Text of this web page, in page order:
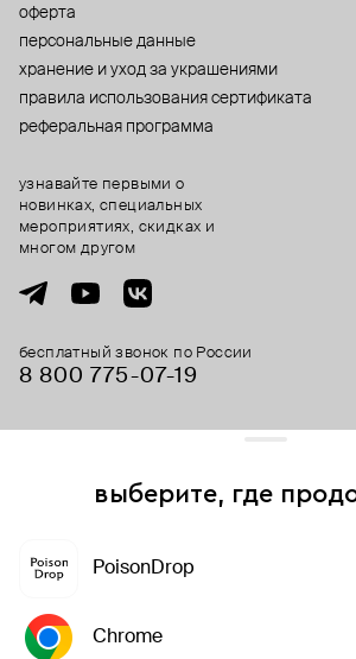
оферта
персональные данные
хранение и уход за украшениями
правила использования сертификата
реферальная программа
бесплатный звонок по России
8 800 775⁠-07⁠-19
узнавайте первыми о
новинках, специальных
мероприятиях, скидках и
многом другом
выберите, где
PoisonDrop
Chrome
и сервисы аналитики. Продолжая его
вы соглашаетесь с нашим